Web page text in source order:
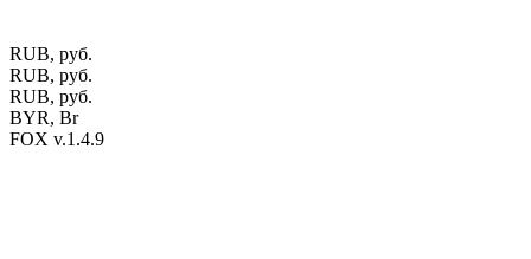
RUB, руб.
RUB, руб.
RUB, руб.
BYR, Br
FOX v.1.4.9